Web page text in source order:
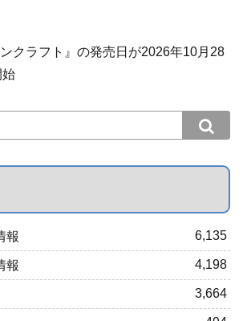
クラフト』の発売日が2026年10月28
始
報 6,135
報 4,198
3,664